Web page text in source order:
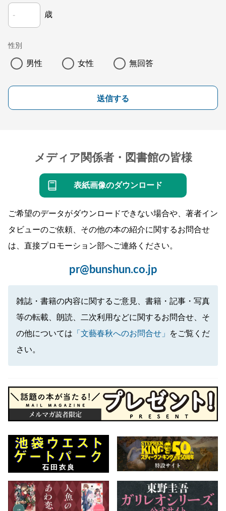
歳
性別
男性 女性 無回答
送信する
メディア関係者・図書館の皆様
表紙画像のダウンロード
ご希望のデータがダウンロードできない場合や、著者イン
タビューのご依頼、その他の本の紹介に関するお問合せ
は、直接プロモーション部へご連絡ください。
pr@bunshun.co.jp
雑誌・書籍の内容に関するご意見、書籍・記事・写真
等の転載、朗読、二次利用などに関するお問合せ、そ
の他については 「文藝春秋へのお問合せ」
をご覧くだ
さい。